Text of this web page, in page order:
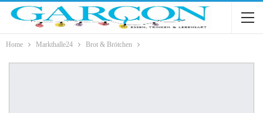
Home Markthalle24 Brot & Brötchen